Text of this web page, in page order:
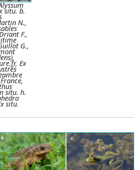
situ. b.
N.,
F.,
G.,
Ex
situ. h.
situ.